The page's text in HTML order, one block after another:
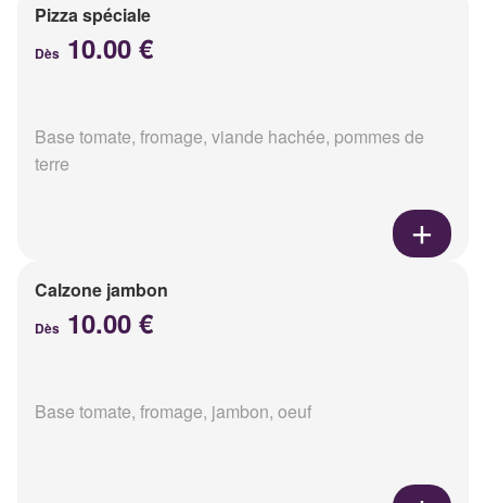
Pizza spéciale
Dès 10.00 €
Base tomate, fromage, viande hachée, pommes de
terre
Calzone jambon
Dès 10.00 €
Base tomate, fromage, jambon, oeuf